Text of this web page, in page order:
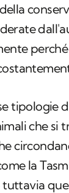
tipologie
che si
la
tuttavia